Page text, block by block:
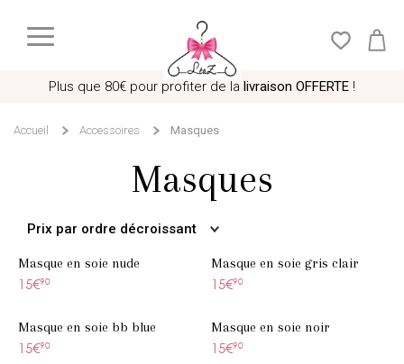
Plus que 80€ pour profiter de la livraison OFFERTE !
Accueil Accessoires Masques
Masques
Prix par ordre décroissant
Masque en soie nude
15€90
Masque en soie gris clair
15€90
Masque en soie bb blue
15€90
Masque en soie noir
15€90